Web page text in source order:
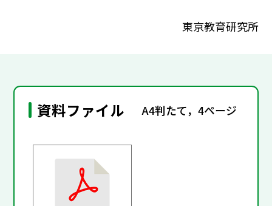
東京教育研究所
資料ファイル A4判たて，4ページ